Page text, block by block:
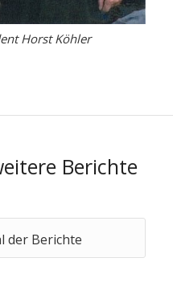
Horst Köhler
Berichte
der Berichte